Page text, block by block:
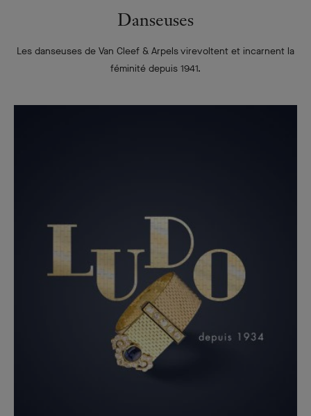
Danseuses
Les danseuses de Van Cleef & Arpels virevoltent et incarnent la
féminité depuis 1941.